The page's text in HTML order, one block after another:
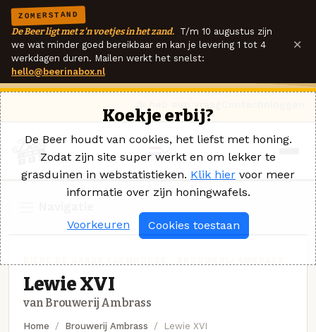
ZOMERSTAND
De Beer ligt met z'n voetjes in het zand. T/m 10 augustus zijn
we wat minder goed bereikbaar en kan je levering 1 tot 4
werkdagen duren. Mailen werkt het snelst:
hello@beerinabox.nl
×
Lewie XVI
van Brouwerij Ambrass
Home Brouwerij Ambrass Lewie XVI
Koekje erbij?
De Beer houdt van cookies, het liefst met honing.
Zodat zijn site super werkt en om lekker te
grasduinen in webstatistieken. Klik hier voor meer
informatie over zijn honingwafels.
Voorkeuren Cookies toestaan